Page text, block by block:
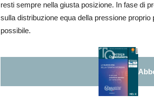
resti sempre nella giusta posizione. In fase di
sulla distribuzione equa della pressione
possibile.